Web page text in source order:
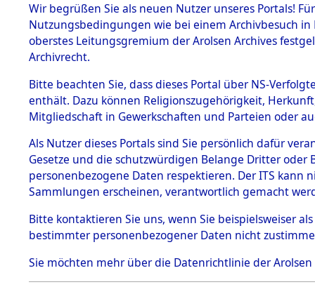
BESTÄNDE
1.
mente
5. Verschiedenes
5.3
Todesmärsche
5.3.1 Alliierte
Erhebungen
zu
Todesmärsch
en
5.3.2
und
0028
Wir begrüßen Sie als neuen Nutzer unseres Portals!
Nutzungsbedingungen wie bei einem Archivbesuch
oberstes Leitungsgremium der Arolsen Archives
Archivrecht.
Bitte beachten Sie, dass dieses Portal über NS-
enthält. Dazu können Religionszugehörigkeit,
Mitgliedschaft in Gewerkschaften und Parteien oder
Als Nutzer dieses Portals sind Sie persönlich dafür
Gesetze und die schutzwürdigen Belange Dritter
personenbezogene Daten respektieren. Der ITS
Sammlungen erscheinen, verantwortlich gemacht
Bitte kontaktieren Sie uns, wenn Sie beispielsweiser
bestimmter personenbezogener Daten nicht
Sie möchten mehr über die Datenrichtlinie der Arolsen